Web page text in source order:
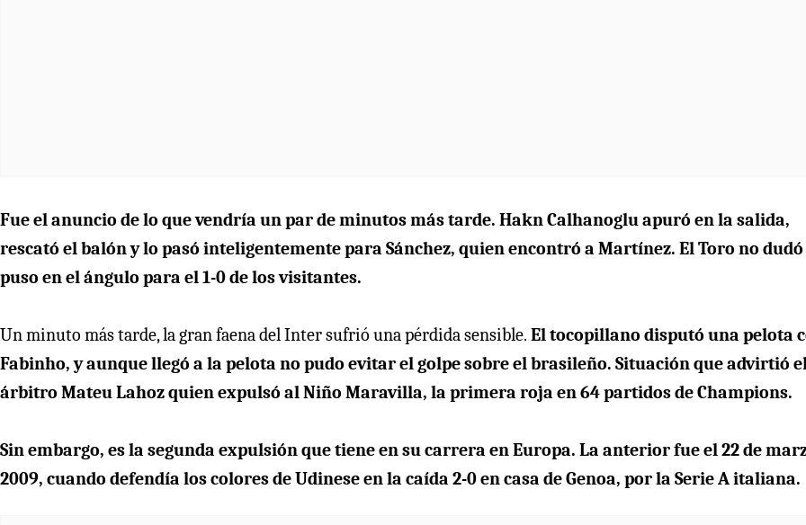
Fue el anuncio de lo que vendría un par de minutos más tarde. Hakn Calhanoglu apuró en la salida,
rescató el balón y lo pasó inteligentemente para Sánchez, quien encontró a Martínez. El Toro no dudó
puso en el ángulo para el 1-0 de los visitantes.
Un minuto más tarde, la gran faena del Inter sufrió una pérdida sensible. El tocopillano disputó una pelota
Fabinho, y aunque llegó a la pelota no pudo evitar el golpe sobre el brasileño. Situación que advirtió
árbitro Mateu Lahoz quien expulsó al Niño Maravilla, la primera roja en 64 partidos de Champions.
Sin embargo, es la segunda expulsión que tiene en su carrera en Europa. La anterior fue el 22 de
2009, cuando defendía los colores de Udinese en la caída 2-0 en casa de Genoa, por la Serie A italiana.